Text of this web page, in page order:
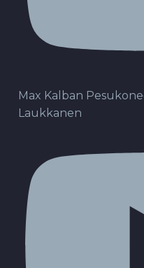
Max Kalban
Laukkanen